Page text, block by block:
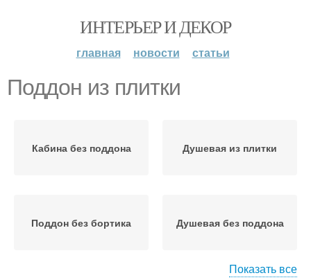
ИНТЕРЬЕР И ДЕКОР
главная новости статьи
Поддон из плитки
Кабина без поддона Душевая из плитки
Поддон без бортика Душевая без поддона
Показать все